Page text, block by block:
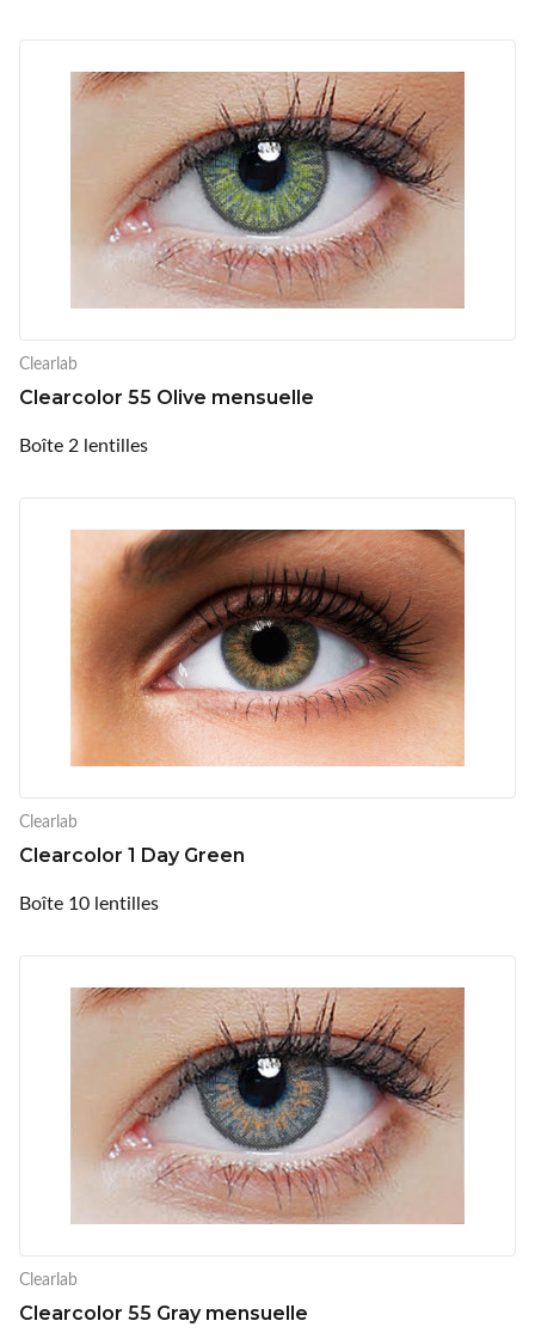
Clearlab
Clearcolor 55 Olive mensuelle
Boîte 2 lentilles
Clearlab
Clearcolor 1 Day Green
Boîte 10 lentilles
Clearlab
Clearcolor 55 Gray mensuelle